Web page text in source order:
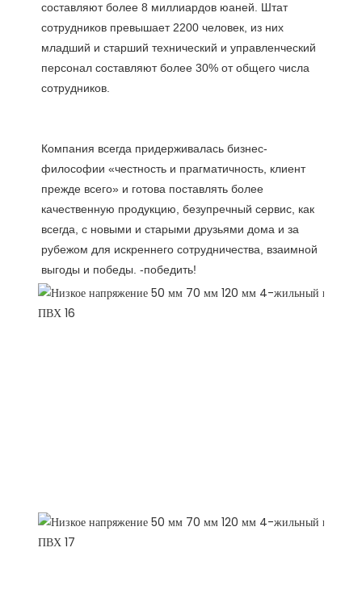
составляют более 8 миллиардов юаней. Штат
сотрудников превышает 2200 человек, из них
младший и старший технический и управленческий
персонал составляют более 30% от общего числа
Компания всегда придерживалась бизнес-
философии «честность и прагматичность, клиент
прежде всего» и готова поставлять более
качественную продукцию, безупречный сервис, как
всегда, с новыми и старыми друзьями дома и за
рубежом для искреннего сотрудничества, взаимной